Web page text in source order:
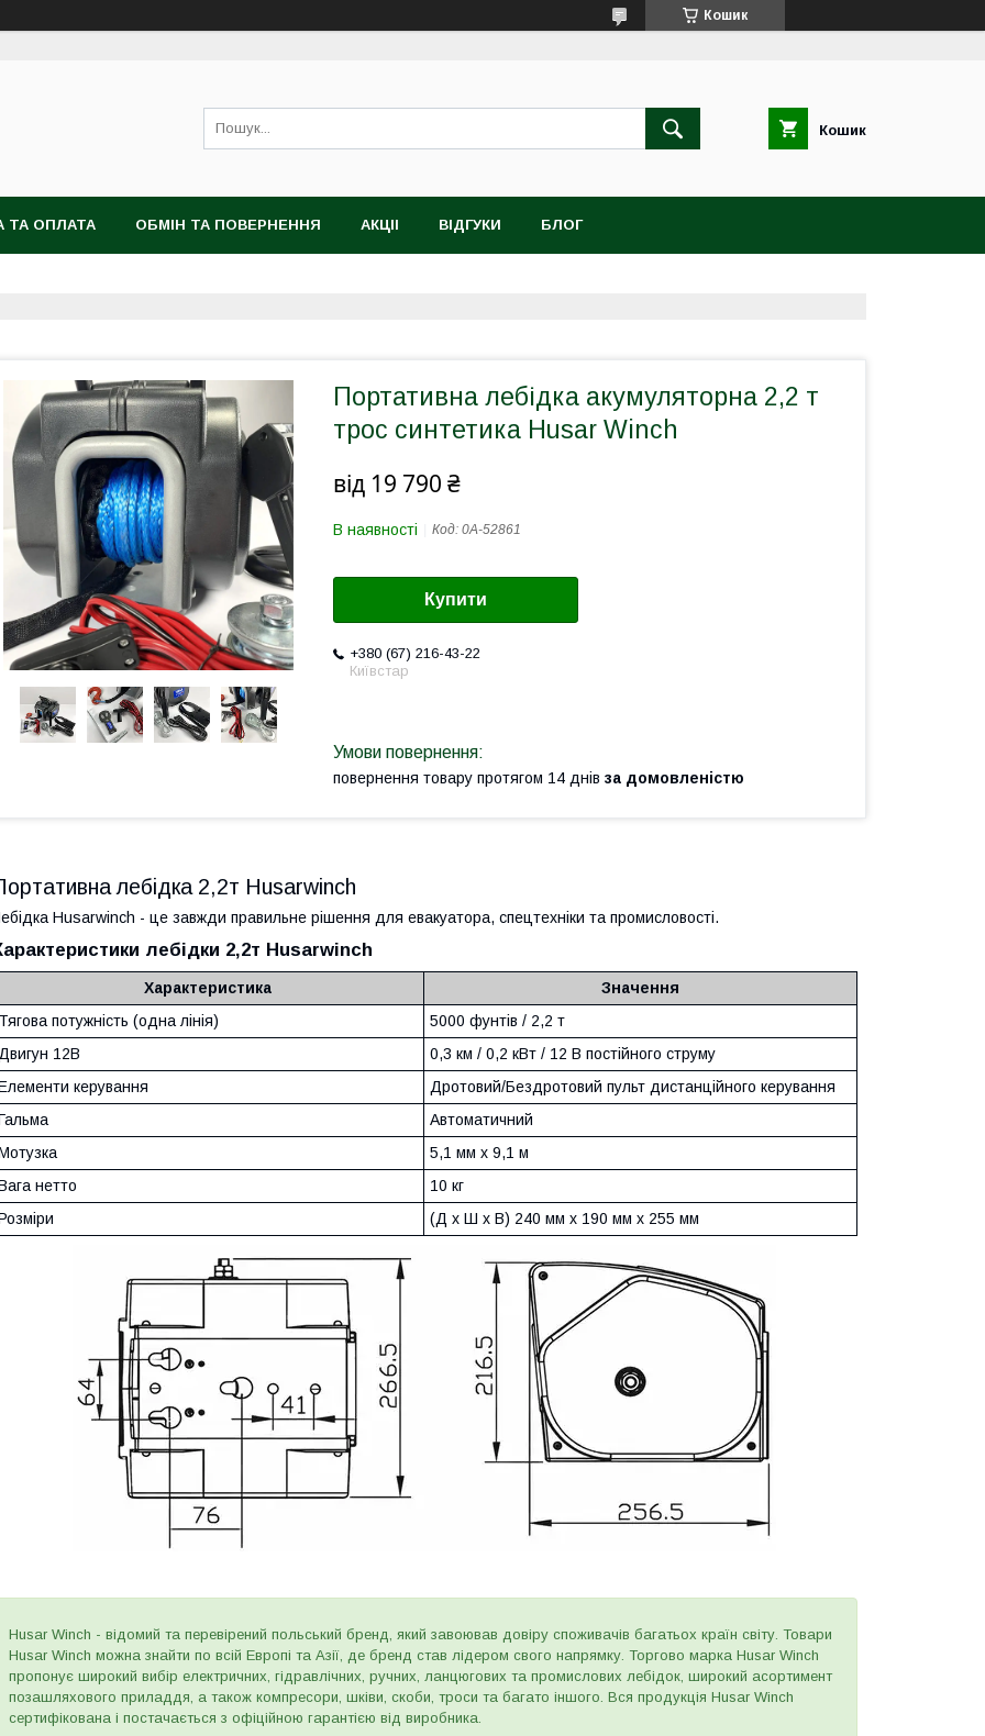
Кошик
Кошик
ТА ОПЛАТА ОБМІН ТА ПОВЕРНЕННЯ АКЦІІ ВІДГУКИ БЛОГ
Портативна лебідка акумуляторна 2,2 т
трос синтетика Husar Winch
від 19 790 ₴
В наявності Код: 0А-52861
Купити
+380 (67) 216-43-22
Київстар
повернення товару протягом 14 днів за домовленістю
лебідка 2,2т Husarwinch
Husarwinch - це завжди правильне рішення для евакуатора, спецтехніки та промисловості.
лебідки 2,2т Husarwinch
Характеристика
Значення
потужність (одна лінія)
5000 фунтів / 2,2 т
12В
0,3 км / 0,2 кВт / 12 В постійного струму
керування
Дротовий/Бездротовий пульт дистанційного керування
Автоматичний
5,1 мм x 9,1 м
нетто
10 кг
(Д х Ш х В) 240 мм x 190 мм x 255 мм
Husar Winch - відомий та перевірений польський бренд, який завоював довіру споживачів багатьох країн світу. Товари
Husar Winch можна знайти по всій Европі та Азії, де бренд став лідером свого напрямку. Торгово марка Husar Winch
пропонує широкий вибір електричних, гідравлічних, ручних, ланцюгових та промислових лебідок, широкий асортимент
позашляхового приладдя, а також компресори, шківи, скоби, троси та багато іншого. Вся продукція Husar Winch
сертифікована і постачається з офіційною гарантією від виробника.